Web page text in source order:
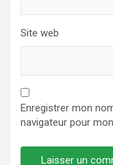
Site web
Enregistrer mon
navigateur pour